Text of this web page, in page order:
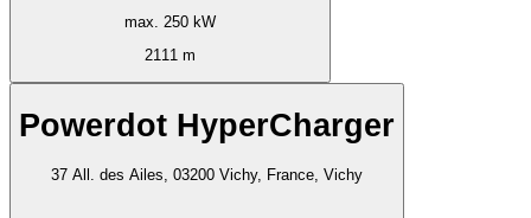
max. 250 kW
2111 m
Powerdot HyperCharger
37 All. des Ailes, 03200 Vichy, France, Vichy